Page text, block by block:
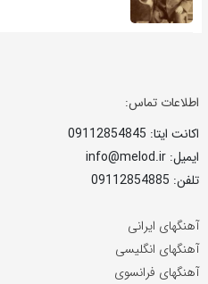
اطلاعات تماس:
اکانت ایتا: 09112854845
ایمیل: info@melod.ir
تلفن: 09112854885
آهنگهای ایرانی
آهنگهای انگلیسی
آهنگهای فرانسوی